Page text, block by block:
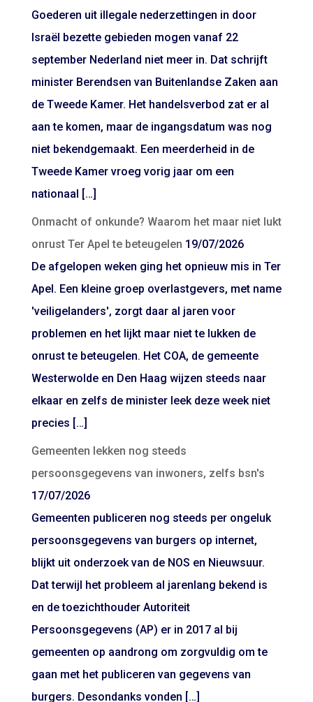
Goederen uit illegale nederzettingen in door
Israël bezette gebieden mogen vanaf 22
september Nederland niet meer in. Dat schrijft
minister Berendsen van Buitenlandse Zaken aan
de Tweede Kamer. Het handelsverbod zat er al
aan te komen, maar de ingangsdatum was nog
niet bekendgemaakt. Een meerderheid in de
Tweede Kamer vroeg vorig jaar om een
nationaal […]
Onmacht of onkunde? Waarom het maar niet lukt
onrust Ter Apel te beteugelen 19/07/2026
De afgelopen weken ging het opnieuw mis in Ter
Apel. Een kleine groep overlastgevers, met name
'veiligelanders', zorgt daar al jaren voor
problemen en het lijkt maar niet te lukken de
onrust te beteugelen. Het COA, de gemeente
Westerwolde en Den Haag wijzen steeds naar
elkaar en zelfs de minister leek deze week niet
precies […]
Gemeenten lekken nog steeds
persoonsgegevens van inwoners, zelfs bsn's
17/07/2026
Gemeenten publiceren nog steeds per ongeluk
persoonsgegevens van burgers op internet,
blijkt uit onderzoek van de NOS en Nieuwsuur.
Dat terwijl het probleem al jarenlang bekend is
en de toezichthouder Autoriteit
Persoonsgegevens (AP) er in 2017 al bij
gemeenten op aandrong om zorgvuldig om te
gaan met het publiceren van gegevens van
burgers. Desondanks vonden […]